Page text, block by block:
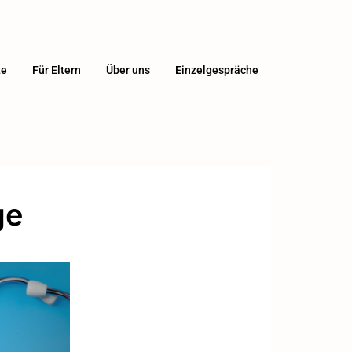
Für Eltern Über uns Einzelgespräche